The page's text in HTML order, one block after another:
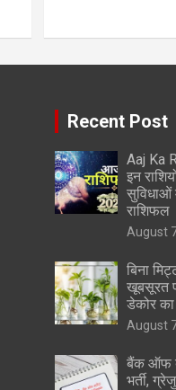
Recent Post
Aaj Ka
इन
सुविधाओं
राशिफल
August
बिना
खूबसूरत
डेकोर का
August
बैंक ऑफ
भर्ती,